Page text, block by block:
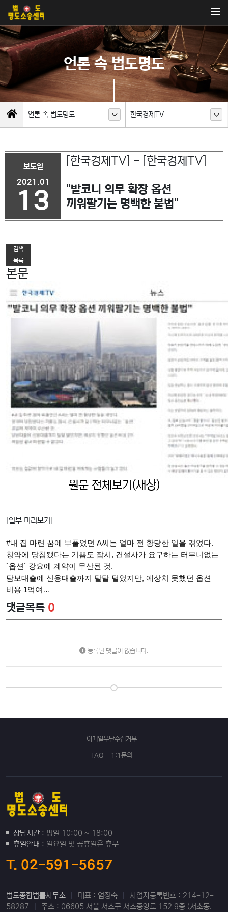
언론 속 법도명도
언론 속 법도명도 한국경제TV
보도일
2021.01
13
[한국경제TV] - [한국경제TV]
"발코니 의무 확장 옵션
끼워팔기는 명백한 불법"
검색
목록
본문
원문 전체보기(새창)
[일부 미리보기]
#내 집 마련 꿈에 부풀었던 A씨는 얼마 전 황당한 일을 겪었다.
청약에 당첨됐다는 기쁨도 잠시, 건설사가 요구하는 터무니없는
`옵션` 강요에 계약이 무산된 것.
담보대출에 신용대출까지 탈탈 털었지만, 예상치 못했던 옵션
비용 1억여…
댓글목록 0
등록된 댓글이 없습니다.
이메일무단수집거부
FAQ 1:1문의
상담시간 : 평일 10:00 ~ 18:00
휴일안내 : 일요일 및 공휴일은 휴무
T. 02-591-5657
법도종합법률사무소 대표 : 엄정숙
사업자등록번호 : 214-12-
58287
주소 : 06605 서울 서초구 서초중앙로 152 9층 (서초동,